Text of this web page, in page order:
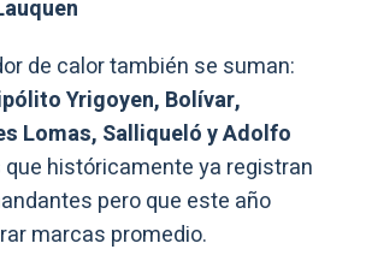
de calor también se suman:
Yrigoyen, Bolívar,
Lomas, Salliqueló y Adolfo
que históricamente ya registran
pero que este año
marcas promedio.